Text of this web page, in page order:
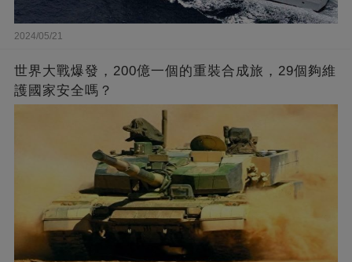
2024/05/21
世界大戰爆發，200億一個的重裝合成旅，29個夠維
護國家安全嗎？